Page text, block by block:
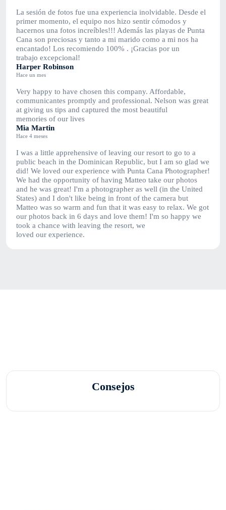
La sesión de fotos fue una experiencia inolvidable. Desde el
primer momento, el equipo nos hizo sentir cómodos y
hacernos una fotos increíbles!!! Además las playas de Punta
Cana son preciosas y tanto a mi marido como a mi nos ha
encantado! Los recomiendo 100% . ¡Gracias por un
trabajo excepcional!
Harper Robinson
Hace un mes
Very happy to have chosen this company. Affordable,
communicantes promptly and professional. Nelson was great
at giving us tips and captured the most beautiful
memories of our lives
Mia Martin
Hace 4 meses
I was a little apprehensive of leaving our resort to go to a
public beach in the Dominican Republic, but I am so glad we
did! We loved our experience with Punta Cana Photographer!
We had the opportunity of having Matteo take our photos
and he was great! I'm a photographer as well (in the United
States) and I don't like being in front of the camera but
Matteo was so warm and fun that it was easy to relax. We got
our photos back in 6 days and love them! I'm so happy we
took a chance with leaving the resort, we
loved our experience.
Consejos